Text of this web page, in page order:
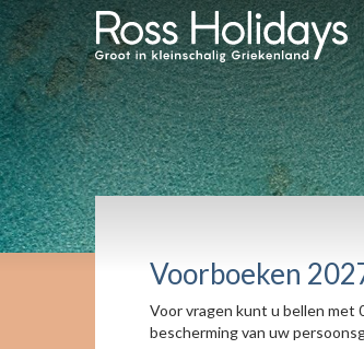
Voorboeken
Voor vragen kunt u bellen met
bescherming van uw